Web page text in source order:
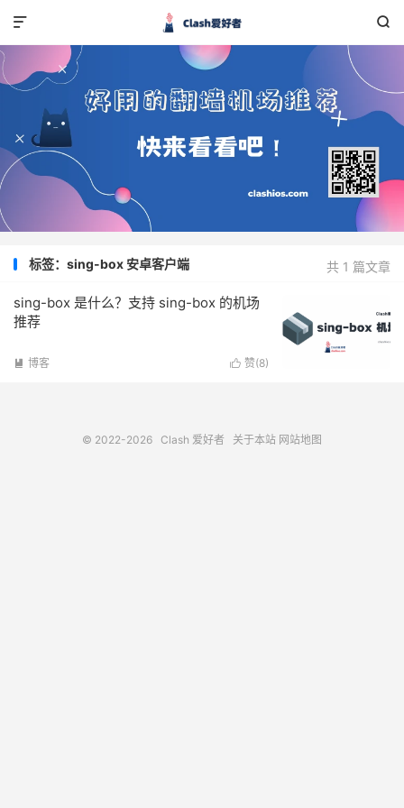


共 1 篇文章
标签：sing-box 安卓客户端
sing-box 是什么？支持 sing-box 的机场
推荐
 赞(8)
 博客
© 2022-2026 Clash 爱好者 关于本站 网站地图